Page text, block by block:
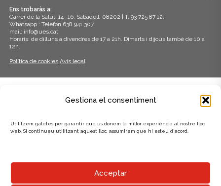
Gestiona el consentiment
Utilitzem galetes per garantir que us donem la millor experiència al nostre lloc
web. Si continueu utilitzant aquest lloc, assumirem que hi esteu d'acord.
Acceptar
Ens trobaràs a:
Carrer de la Salut, 14 -16, Sabadell, 08202 | T: 93 725 87 12.
Whatsapp : Telèfon 638 941 307
mail: info@ues.cat
Horaris: de dilluns a divendres de 17 a 21h. Dimarts i dijous també de 10 a
12h.
Política de cookies Avís legal
AMB EL SUPORT DE: